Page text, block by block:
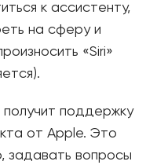
к ассистенту,
на сферу и
«Siri»
получит поддержку
от Apple. Это
задавать вопросы